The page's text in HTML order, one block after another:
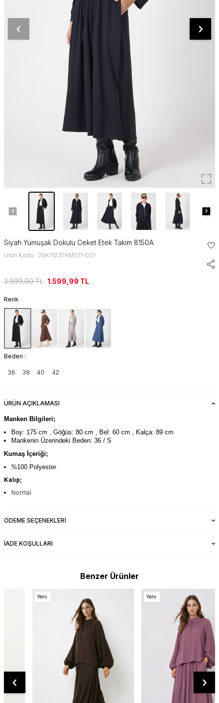
Siyah Yumuşak Dokulu Ceket Etek Takım 8150A
Ürün Kodu : 26K1123TKM011-001
3.999,00TL 1.599,99 TL
Renk
Beden :
36 38 40 42
ÜRÜN AÇIKLAMASI
Manken Bilgileri;
Boy: 175 cm , Göğüs: 80 cm , Bel: 60 cm , Kalça: 89 cm
Mankenin Üzerindeki Beden: 36 / S
Kumaş İçeriği;
%100 Polyester
Kalıp;
Normal
ÖDEME SEÇENEKLERI
İADE KOŞULLARI
Benzer Ürünler